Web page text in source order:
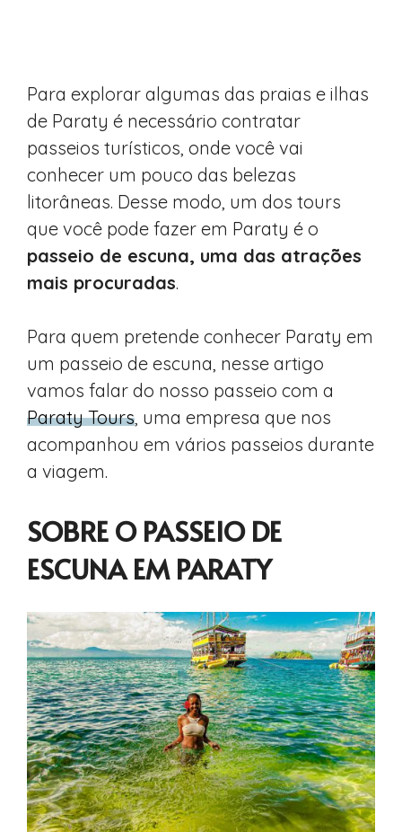
Para explorar algumas das praias e ilhas
de Paraty é necessário contratar
passeios turísticos, onde você vai
conhecer um pouco das belezas
litorâneas. Desse modo, um dos tours
que você pode fazer em Paraty é o
passeio de escuna, uma das atrações
mais procuradas.
Para quem pretende conhecer Paraty em
um passeio de escuna, nesse artigo
vamos falar do nosso passeio com a
Paraty Tours, uma empresa que nos
acompanhou em vários passeios durante
a viagem.
SOBRE O PASSEIO DE
ESCUNA EM PARATY